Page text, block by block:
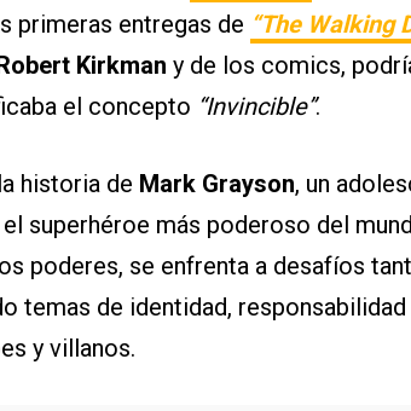
primeras entregas de “The Walking
Kirkman y de los comics,
el concepto “Invincible”.
historia de Mark Grayson, un
superhéroe más poderoso del
poderes, se enfrenta a desafíos
temas de identidad, responsabilidad
y villanos.